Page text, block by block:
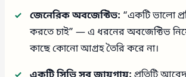
জেনেরিক অবজেক্টিভ: “একটি ভালো
করতে চাই” — এ ধরনের অবজেক্টিভ
কাছে কোনো আগ্রহ তৈরি করে না।